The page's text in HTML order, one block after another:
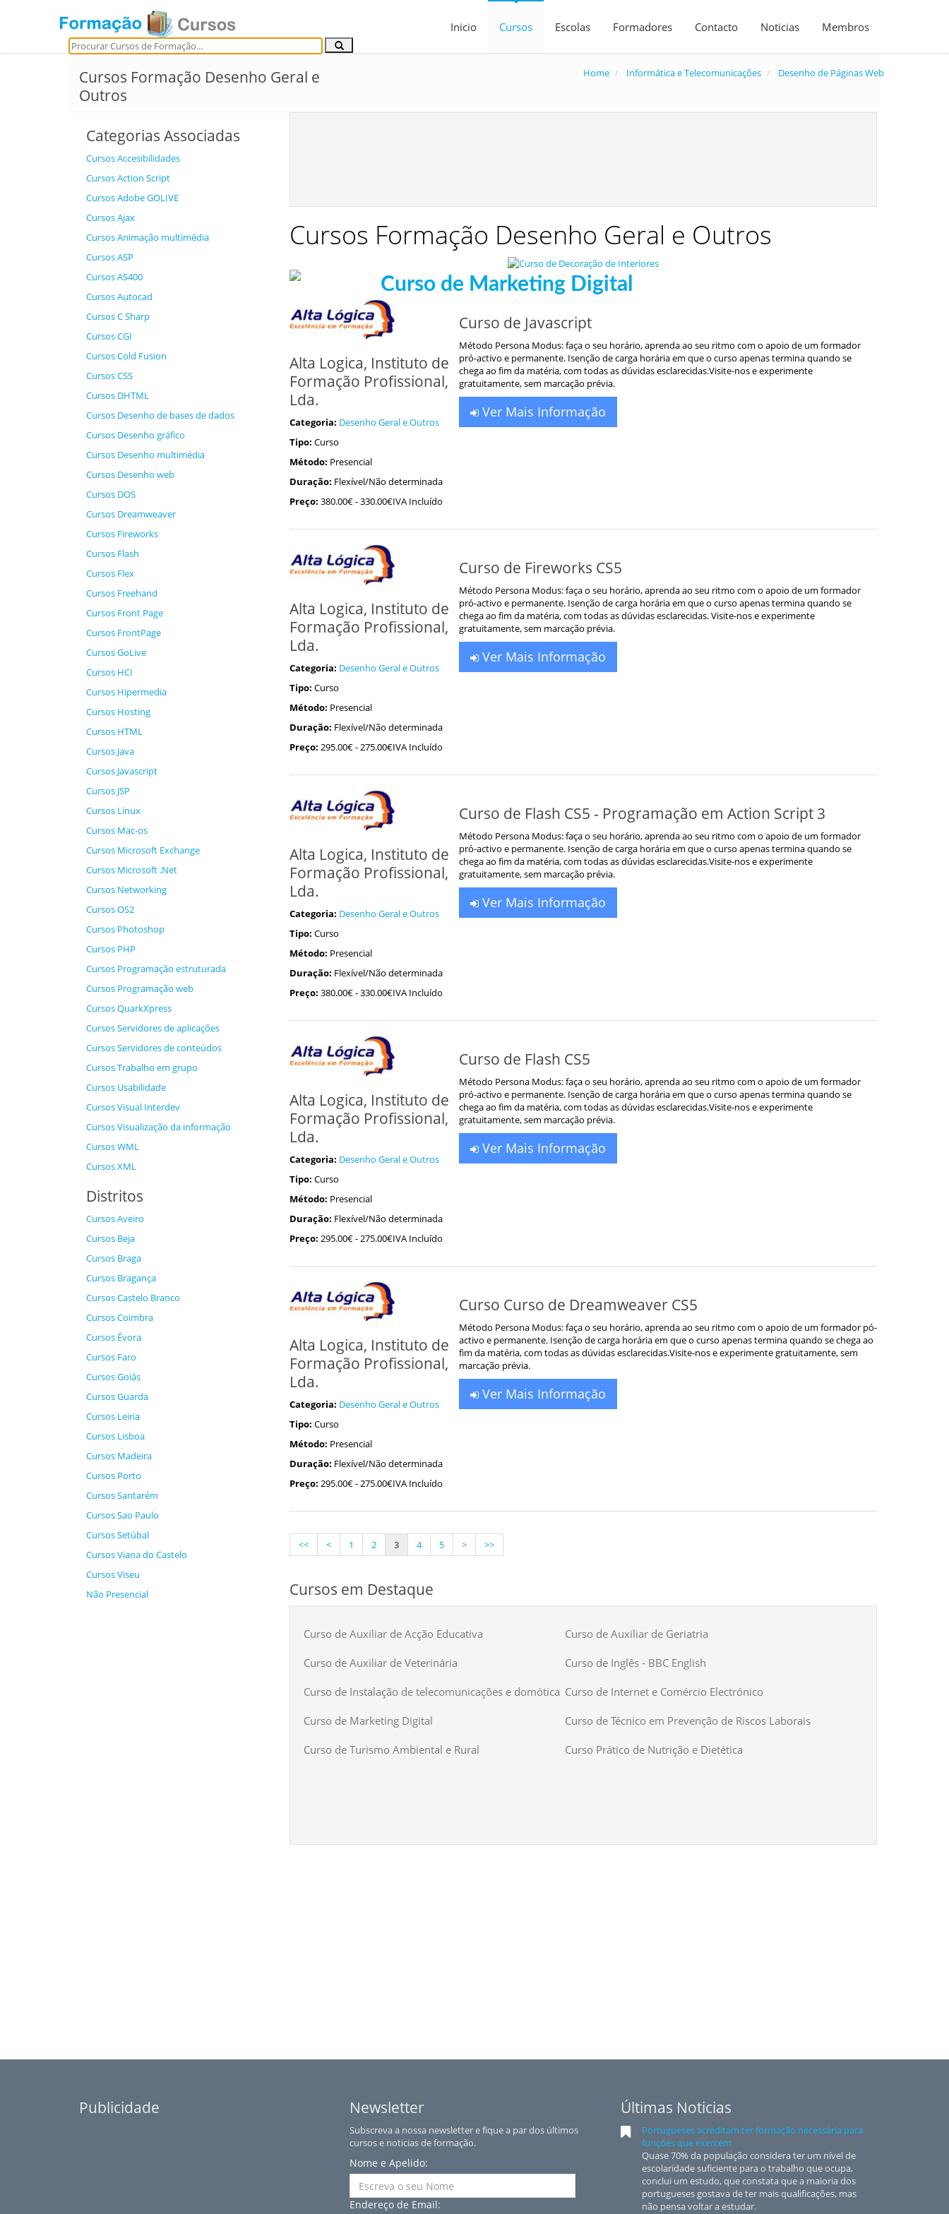
Inicio Cursos Escolas Formadores Contacto Noticias Membros
Cursos Formação Desenho Geral e
Outros
Home Informática e Telecomunicações Desenho de Páginas Web
Categorias Associadas
Cursos Accesibilidades
Cursos Action Script
Cursos Adobe GOLIVE
Cursos Ajax
Cursos Animação multimédia
Cursos ASP
Cursos AS400
Cursos Autocad
Cursos C Sharp
Cursos CGI
Cursos Cold Fusion
Cursos CSS
Cursos DHTML
Cursos Desenho de bases de dados
Cursos Desenho gráfico
Cursos Desenho multimédia
Cursos Desenho web
Cursos DOS
Cursos Dreamweaver
Cursos Fireworks
Cursos Flash
Cursos Flex
Cursos Freehand
Cursos Front Page
Cursos FrontPage
Cursos GoLive
Cursos HCI
Cursos Hipermedia
Cursos Hosting
Cursos HTML
Cursos Java
Cursos Javascript
Cursos JSP
Cursos Linux
Cursos Mac-os
Cursos Microsoft Exchange
Cursos Microsoft .Net
Cursos Networking
Cursos OS2
Cursos Photoshop
Cursos PHP
Cursos Programação estruturada
Cursos Programação web
Cursos QuarkXpress
Cursos Servidores de aplicações
Cursos Servidores de conteúdos
Cursos Trabalho em grupo
Cursos Usabilidade
Cursos Visual Interdev
Cursos Visualização da informação
Cursos WML
Cursos XML
Distritos
Cursos Aveiro
Cursos Beja
Cursos Braga
Cursos Bragança
Cursos Castelo Branco
Cursos Coimbra
Cursos Évora
Cursos Faro
Cursos Goiás
Cursos Guarda
Cursos Leiria
Cursos Lisboa
Cursos Madeira
Cursos Porto
Cursos Santarém
Cursos Sao Paulo
Cursos Setúbal
Cursos Viana do Castelo
Cursos Viseu
Não Presencial
Cursos Formação Desenho Geral e Outros
Alta Logica, Instituto de
Formação Profissional,
Lda.
Categoria: Desenho Geral e Outros
Tipo: Curso
Método: Presencial
Duração: Flexível/Não determinada
Preço: 380.00€- 330.00€IVA Incluído
Curso de Javascript
Método Persona Modus: faça o seu horário, aprenda ao seu ritmo com o apoio de um formador
pró-activo e permanente. Isenção de carga horária em que o curso apenas termina quando se
chega ao fim da matéria, com todas as dúvidas esclarecidas.Visite-nos e experimente
gratuitamente, sem marcação prévia.
Ver Mais Informação
Alta Logica, Instituto de
Formação Profissional,
Lda.
Categoria: Desenho Geral e Outros
Tipo: Curso
Método: Presencial
Duração: Flexível/Não determinada
Preço: 295.00€- 275.00€IVA Incluído
Curso de Fireworks CS5
Método Persona Modus: faça o seu horário, aprenda ao seu ritmo com o apoio de um formador
pró-activo e permanente. Isenção de carga horária em que o curso apenas termina quando se
chega ao fim da matéria, com todas as dúvidas esclarecidas. Visite-nos e experimente
gratuitamente, sem marcação prévia.
Ver Mais Informação
Alta Logica, Instituto de
Formação Profissional,
Lda.
Categoria: Desenho Geral e Outros
Tipo: Curso
Método: Presencial
Duração: Flexível/Não determinada
Preço: 380.00€- 330.00€IVA Incluído
Curso de Flash CS5 - Programação em Action Script 3
Método Persona Modus: faça o seu horário, aprenda ao seu ritmo com o apoio de um formador
pró-activo e permanente. Isenção de carga horária em que o curso apenas termina quando se
chega ao fim da matéria, com todas as dúvidas esclarecidas.Visite-nos e experimente
gratuitamente, sem marcação prévia.
Ver Mais Informação
Alta Logica, Instituto de
Formação Profissional,
Lda.
Categoria: Desenho Geral e Outros
Tipo: Curso
Método: Presencial
Duração: Flexível/Não determinada
Preço: 295.00€- 275.00€IVA Incluído
Curso de Flash CS5
Método Persona Modus: faça o seu horário, aprenda ao seu ritmo com o apoio de um formador
pró-activo e permanente. Isenção de carga horária em que o curso apenas termina quando se
chega ao fim da matéria, com todas as dúvidas esclarecidas.Visite-nos e experimente
gratuitamente, sem marcação prévia.
Ver Mais Informação
Alta Logica, Instituto de
Formação Profissional,
Lda.
Categoria: Desenho Geral e Outros
Tipo: Curso
Método: Presencial
Duração: Flexível/Não determinada
Preço: 295.00€- 275.00€IVA Incluído
Curso Curso de Dreamweaver CS5
Método Persona Modus: faça o seu horário, aprenda ao seu ritmo com o apoio de um formador pó-
activo e permanente. Isenção de carga horária em que o curso apenas termina quando se chega ao
fim da matéria, com todas as dúvidas esclarecidas.Visite-nos e experimente gratuitamente, sem
marcação prévia.
Ver Mais Informação
<< < 1 2 3 4 5 > >>
Cursos em Destaque
Curso de Auxiliar de Acção Educativa Curso de Auxiliar de Geriatria
Curso de Auxiliar de Veterinária Curso de Inglês - BBC English
Curso de Instalação de telecomunicações e domótica Curso de Internet e Comércio Electrónico
Curso de Marketing Digital Curso de Técnico em Prevenção de Riscos Laborais
Curso de Turismo Ambiental e Rural Curso Prático de Nutrição e Dietética
Publicidade Newsletter
Subscreva a nossa newsletter e fique a par dos últimos
cursos e noticias de formação.
Nome e Apelido:
Endereço de Email:
Últimas Noticias
Portugueses acreditam ter formação necessária para
funções que exercem
Quase 70% da população considera ter um nível de
escolaridade suficiente para o trabalho que ocupa,
conclui um estudo, que constata que a maioria dos
portugueses gostava de ter mais qualificações, mas
não pensa voltar a estudar.